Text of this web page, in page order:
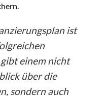
ist
einem nicht
über die
sondern auch